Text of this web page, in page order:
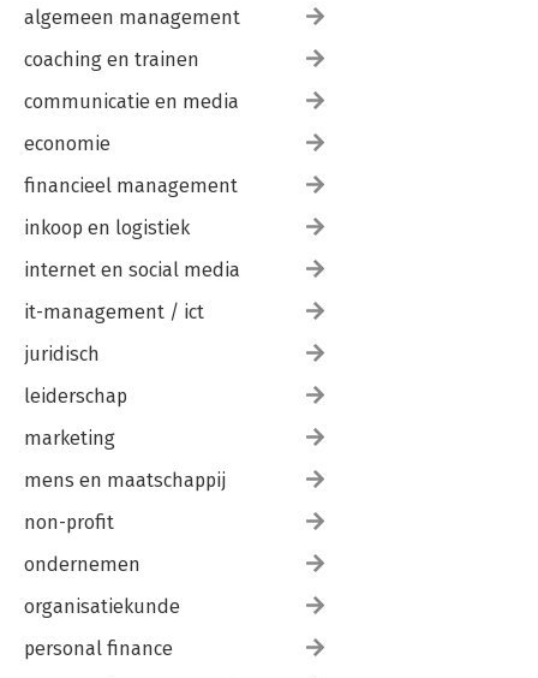
algemeen management
coaching en trainen
communicatie en media
economie
financieel management
inkoop en logistiek
internet en social media
it-management / ict
juridisch
leiderschap
marketing
mens en maatschappij
non-profit
ondernemen
organisatiekunde
personal finance